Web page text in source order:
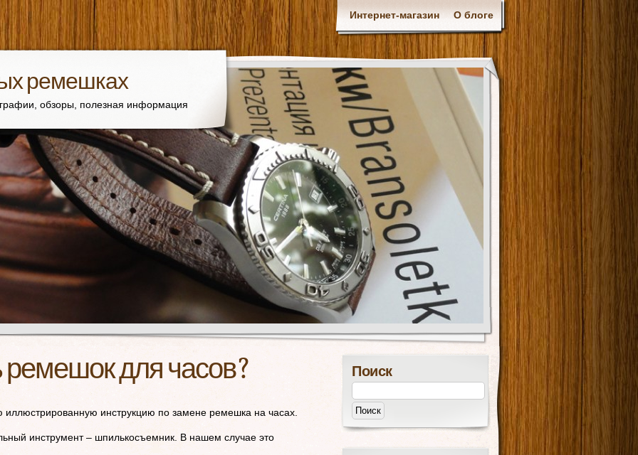
Интернет-магазин О блоге
ремешках
обзоры, полезная информация
для часов?
инструкцию по замене ремешка на часах.
инструмент – шпилькосъемник. В нашем случае это
Поиск